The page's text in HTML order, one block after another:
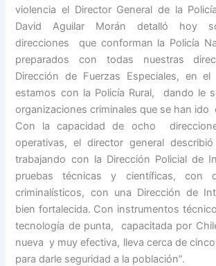
violencia el Director General de la
David Aguilar Morán detalló hoy
direcciones que conforman la Policía
preparados con todas nuestras
Dirección de Fuerzas Especiales, en
estamos con la Policía Rural, dando le
organizaciones criminales que se han ido
Con la capacidad de ocho
operativas, el director general
trabajando con la Dirección Policial de
pruebas técnicas y científicas, con
criminalísticos, con una Dirección de
bien fortalecida. Con instrumentos
tecnología de punta, capacitada por
nueva y muy efectiva, lleva cerca de
para darle seguridad a la población”.